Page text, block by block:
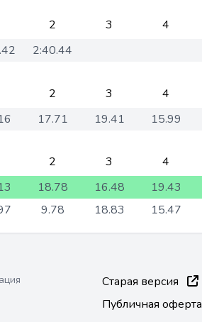
2 3 4
2:40.44
2 3 4
17.71 19.41 15.99
2 3 4
18.78 16.48 19.43
9.78 18.83 15.47
Старая версия
Публичная оферта